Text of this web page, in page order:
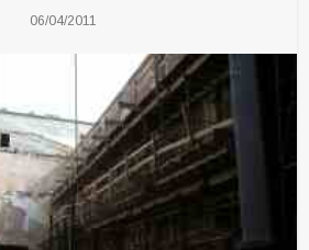
06/04/2011